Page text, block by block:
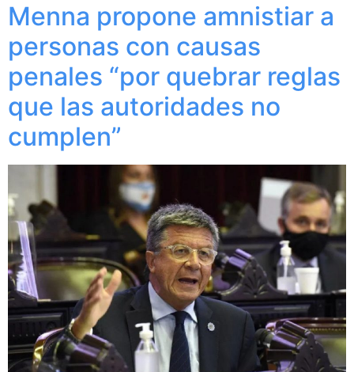
Menna propone amnistiar a
personas con causas
penales “por quebrar reglas
que las autoridades no
cumplen”